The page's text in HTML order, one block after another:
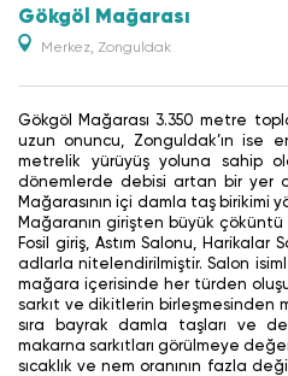
Gökgöl Mağarası
Merkez, Zonguldak
Gökgöl Mağarası 3.350 metre
uzun onuncu, Zonguldak’ın ise
metrelik yürüyüş yoluna sahip
dönemlerde debisi artan bir yer
Mağarasının içi damla taş birikimi
Mağaranın girişten büyük
Fosil giriş, Astım Salonu, Harikalar
adlarla nitelendirilmiştir. Salon
mağara içerisinde her türden
sarkıt ve dikitlerin birleşmesinden
sıra bayrak damla taşları ve
makarna sarkıtları görülmeye
sıcaklık ve nem oranının fazla